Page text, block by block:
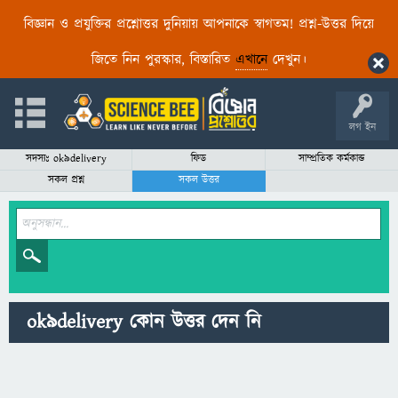
বিজ্ঞান ও প্রযুক্তির প্রশ্নোত্তর দুনিয়ায় আপনাকে স্বাগতম! প্রশ্ন-উত্তর দিয়ে
জিতে নিন পুরস্কার, বিস্তারিত এখানেদেখুন।
লগ ইন
সদস্যঃ ok9delivery ফিড
সাম্প্রতিক কর্মকান্ড
সকল প্রশ্ন
সকল উত্তর
ok9delivery কোন উত্তর দেন নি